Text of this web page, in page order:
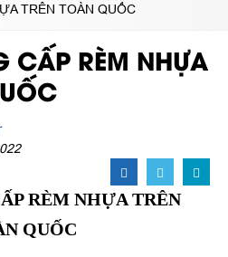
TRÊN TOÀN QUỐC
CẤP RÈM NHỰA
RÈM NHỰA TRÊN
QUỐC